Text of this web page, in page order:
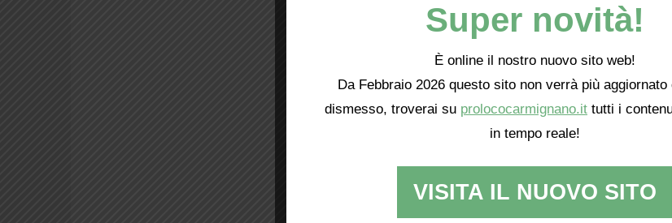
Super novità!
È online il nostro nuovo sito web!
Da Febbraio 2026 questo sito non verrà più aggiornato
dismesso, troverai su prolococarmignano.it tutti i
in tempo reale!
VISITA IL NUOVO SITO